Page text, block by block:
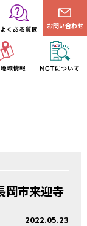
お問い合わせ
岡市来迎寺
2022.05.23